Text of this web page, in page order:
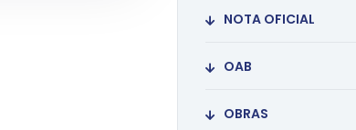
NOTA OFICIAL
OAB
OBRAS